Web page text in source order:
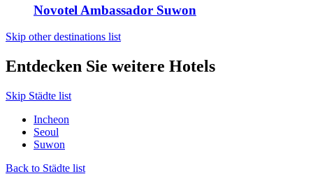
Novotel Ambassador Suwon
Skip other destinations list
Entdecken Sie weitere Hotels
Skip Städte list
Incheon
Seoul
Suwon
Back to Städte list